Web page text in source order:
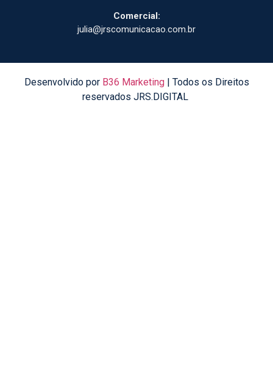
Comercial:
julia@jrscomunicacao.com.br
Desenvolvido por B36 Marketing| Todos os Direitos
reservados JRS.DIGITAL